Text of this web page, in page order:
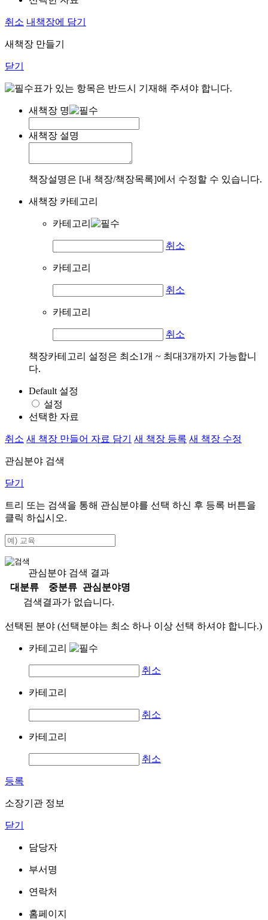
취소 내책장에 담기
새책장 만들기
닫기
표가 있는 항목은 반드시 기재해 주셔야 합니다.
새책장 명
새책장 설명
책장설명은 [내 책장/책장목록]에서 수정할 수 있습니다.
새책장 카테고리
카테고리
취소
카테고리
취소
카테고리
취소
책장카테고리 설정은 최소1개 ~ 최대3개까지 가능합니
다.
Default 설정
설정
선택한 자료
취소 새 책장 만들어 자료 담기 새 책장 등록 새 책장 수정
관심분야 검색
닫기
트리 또는 검색을 통해 관심분야를 선택 하신 후 등록 버튼을
클릭 하십시오.
관심분야 검색 결과
대분류
중분류
관심분야명
검색결과가 없습니다.
선택된 분야 (선택분야는 최소 하나 이상 선택 하셔야 합니다.)
카테고리
취소
카테고리
취소
카테고리
취소
등록
소장기관 정보
닫기
담당자
부서명
연락처
홈페이지